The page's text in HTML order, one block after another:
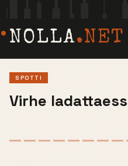
NOLLA.NET
SPOTTI
Virhe